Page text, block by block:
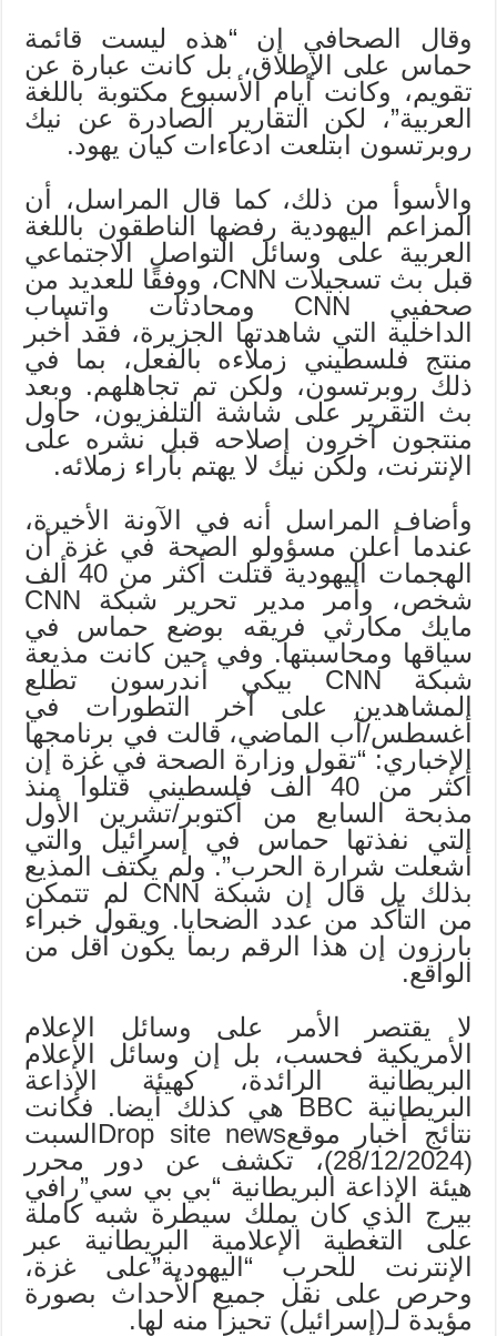
وقال الصحافي إن “هذه ليست قائمة
حماس على الإطلاق، بل كانت عبارة عن
تقويم، وكانت أيام الأسبوع مكتوبة باللغة
العربية”، لكن التقارير الصادرة عن نيك
روبرتسون ابتلعت ادعاءات كيان يهود.
والأسوأ من ذلك، كما قال المراسل، أن
المزاعم اليهودية رفضها الناطقون باللغة
العربية على وسائل التواصل الاجتماعي
قبل بث تسجيلات CNN، ووفقًا للعديد من
صحفيي CNN ومحادثات واتساب
الداخلية التي شاهدتها الجزيرة، فقد أخبر
منتج فلسطيني زملاءه بالفعل، بما في
ذلك روبرتسون، ولكن تم تجاهلهم. وبعد
بث التقرير على شاشة التلفزيون، حاول
منتجون آخرون إصلاحه قبل نشره على
الإنترنت، ولكن نيك لا يهتم بآراء زملائه.
وأضاف المراسل أنه في الآونة الأخيرة،
عندما أعلن مسؤولو الصحة في غزة أن
الهجمات اليهودية قتلت أكثر من 40 ألف
شخص، وأمر مدير تحرير شبكة CNN
مايك مكارثي فريقه بوضع حماس في
سياقها ومحاسبتها. وفي حين كانت مذيعة
شبكة CNN بيكي أندرسون تطلع
المشاهدين على آخر التطورات في
أغسطس/آب الماضي، قالت في برنامجها
الإخباري: “تقول وزارة الصحة في غزة إن
أكثر من 40 ألف فلسطيني قتلوا منذ
مذبحة السابع من أكتوبر/تشرين الأول
التي نفذتها حماس في إسرائيل والتي
أشعلت شرارة الحرب”. ولم يكتف المذيع
بذلك بل قال إن شبكة CNN لم تتمكن
من التأكد من عدد الضحايا. ويقول خبراء
بارزون إن هذا الرقم ربما يكون أقل من
الواقع.
لا يقتصر الأمر على وسائل الإعلام
الأمريكية فحسب، بل إن وسائل الإعلام
البريطانية الرائدة، كهيئة الإذاعة
البريطانية BBC هي كذلك أيضا. فكانت
نتائج أخبار موقعDrop site newsالسبت
(28/12/2024)، تكشف عن دور محرر
هيئة الإذاعة البريطانية “بي بي سي”رافي
بيرج الذي كان يملك سيطرة شبه كاملة
على التغطية الإعلامية البريطانية عبر
الإنترنت للحرب “اليهودية”على غزة،
وحرص على نقل جميع الأحداث بصورة
مؤيدة لـ(إسرائيل) تحيزا منه لها.